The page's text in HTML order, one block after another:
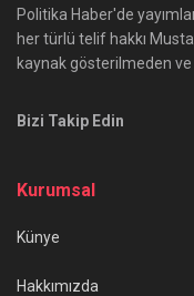
Politika Haber'de
her türlü telif hakkı
kaynak gösterilmeden ve
Bizi Takip Edin
Kurumsal
Künye
Hakkımızda